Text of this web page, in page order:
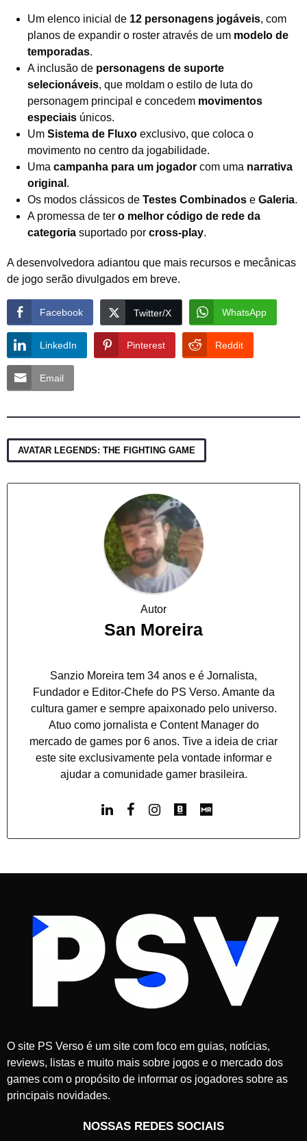
Um elenco inicial de 12 personagens jogáveis, com
planos de expandir o roster através de um modelo de
temporadas.
A inclusão de personagens de suporte
selecionáveis, que moldam o estilo de luta do
personagem principal e concedem movimentos
especiais únicos.
Um Sistema de Fluxo exclusivo, que coloca o
movimento no centro da jogabilidade.
Uma campanha para um jogador com uma narrativa
original .
Os modos clássicos de Testes Combinados e Galeria.
A promessa de ter o melhor código de rede da
categoria suportado por cross-play.
A desenvolvedora adiantou que mais recursos e mecânicas
de jogo serão divulgados em breve.
Facebook Twitter/X WhatsApp
LinkedIn Pinterest Reddit
Email
AVATAR LEGENDS: THE FIGHTING GAME
Autor
San Moreira
Sanzio Moreira tem 34 anos e é Jornalista,
Fundador e Editor-Chefe do PS Verso. Amante da
cultura gamer e sempre apaixonado pelo universo.
Atuo como jornalista e Content Manager do
mercado de games por 6 anos. Tive a ideia de criar
este site exclusivamente pela vontade informar e
ajudar a comunidade gamer brasileira.
O site PS Verso é um site com foco em guias, notícias,
reviews, listas e muito mais sobre jogos e o mercado dos
games com o propósito de informar os jogadores sobre as
principais novidades.
NOSSAS REDES SOCIAIS